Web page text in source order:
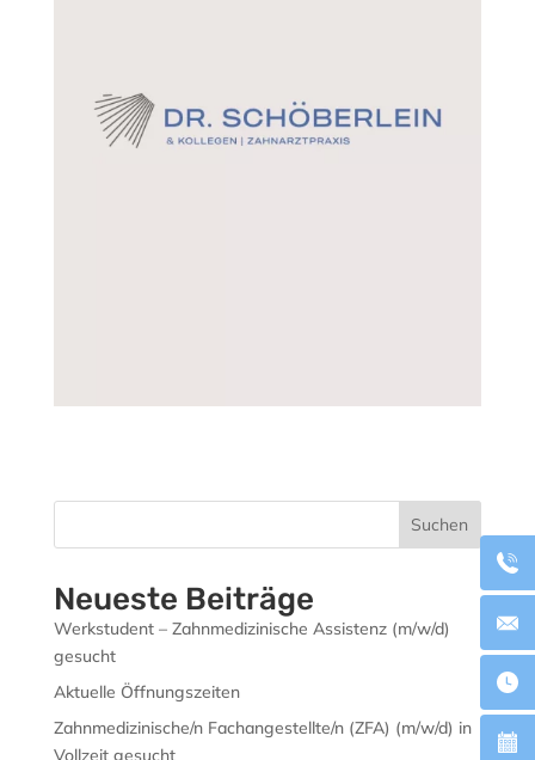
Suchen
Neueste Beiträge
Werkstudent – Zahnmedizinische Assistenz (m/w/d)
gesucht
Aktuelle Öffnungszeiten
Zahnmedizinische/n Fachangestellte/n (ZFA) (m/w/d) in
Vollzeit gesucht